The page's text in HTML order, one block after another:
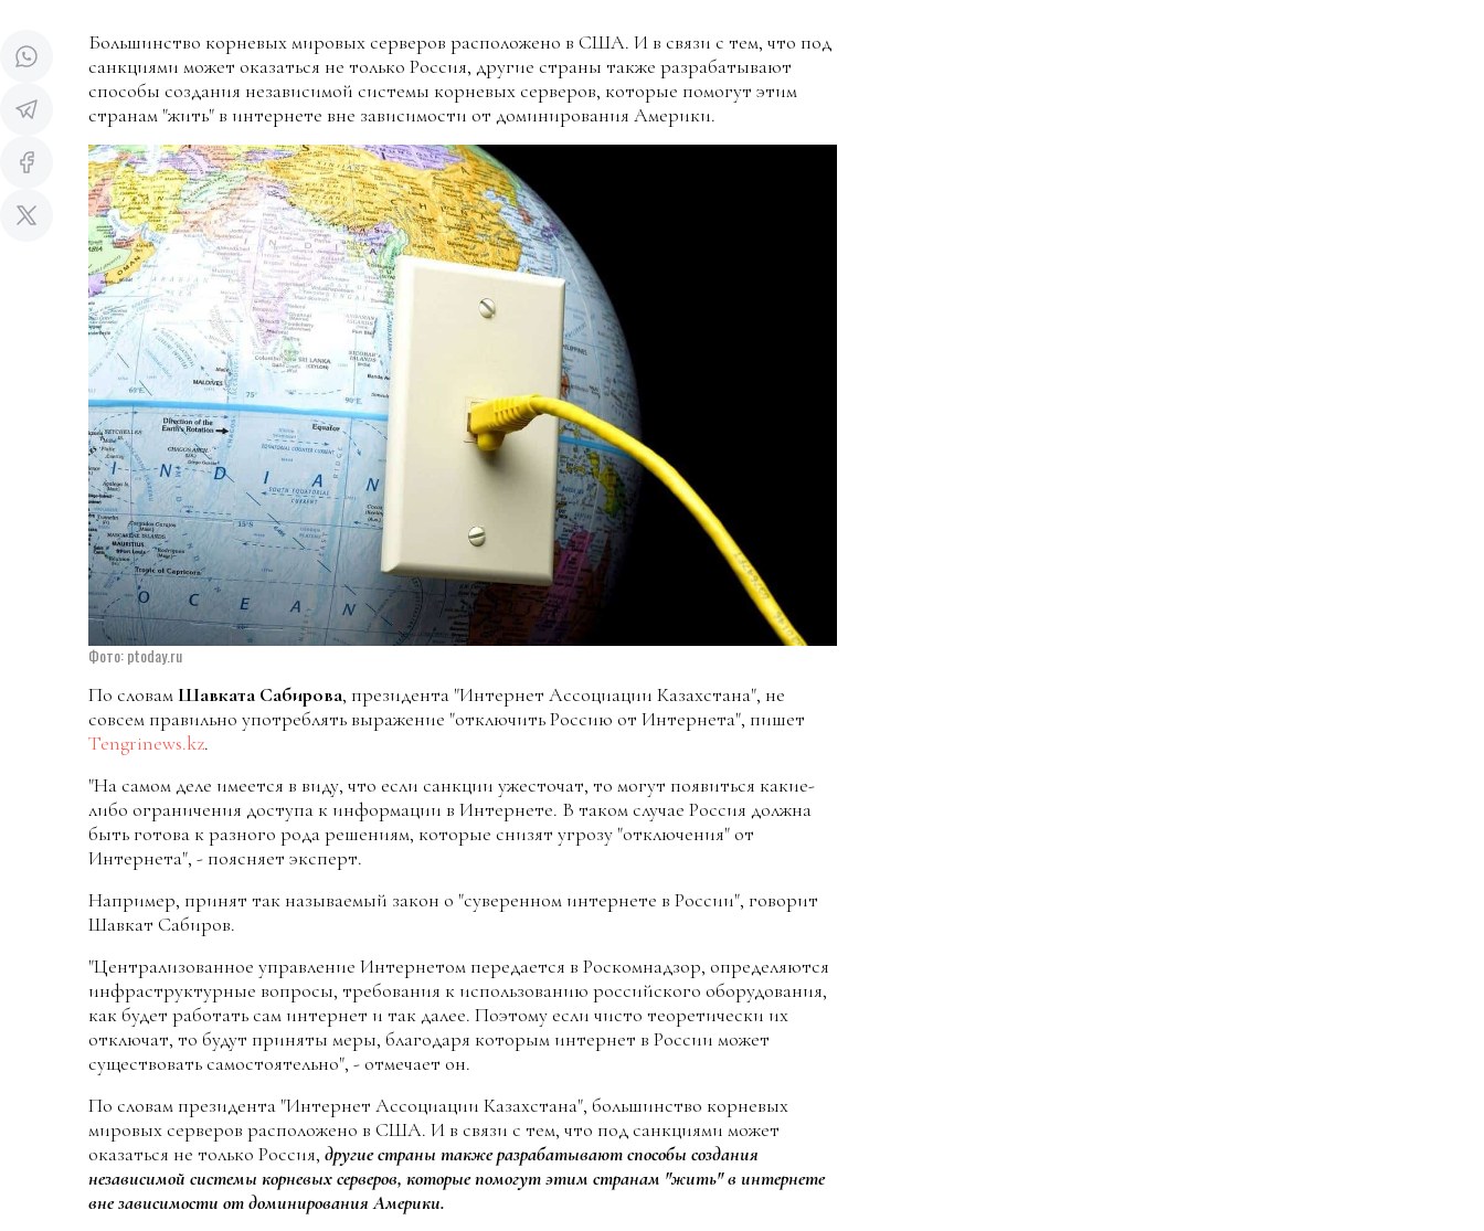
Большинство корневых мировых серверов расположено в США. И в связи с тем, что под
санкциями может оказаться не только Россия, другие страны также разрабатывают
способы создания независимой системы корневых серверов, которые помогут этим
странам "жить" в интернете вне зависимости от доминирования Америки.
Фото: ptoday.ru
По словамШавката Сабирова, президента "Интернет Ассоциации Казахстана", не
совсем правильно употреблять выражение "отключить Россию от Интернета", пишет
Tengrinews.kz.
"На самом деле имеется в виду, что если санкции ужесточат, то могут появиться какие-
либо ограничения доступа к информации в Интернете. В таком случае Россия должна
быть готова к разного рода решениям, которые снизят угрозу "отключения" от
Интернета", - поясняет эксперт.
Например, принят так называемый закон о "суверенном интернете в России", говорит
Шавкат Сабиров.
"Централизованное управление Интернетом передается в Роскомнадзор, определяются
инфраструктурные вопросы, требования к использованию российского оборудования,
как будет работать сам интернет и так далее. Поэтому если чисто теоретически их
отключат, то будут приняты меры, благодаря которым интернет в России может
существовать самостоятельно", - отмечает он.
По словам президента "Интернет Ассоциации Казахстана", большинство корневых
мировых серверов расположено в США. И в связи с тем, что под санкциями может
оказаться не только Россия, другие страны также разрабатывают способы создания
независимой системы корневых серверов, которые помогут этим странам "жить" в интернете
вне зависимости от доминирования Америки.